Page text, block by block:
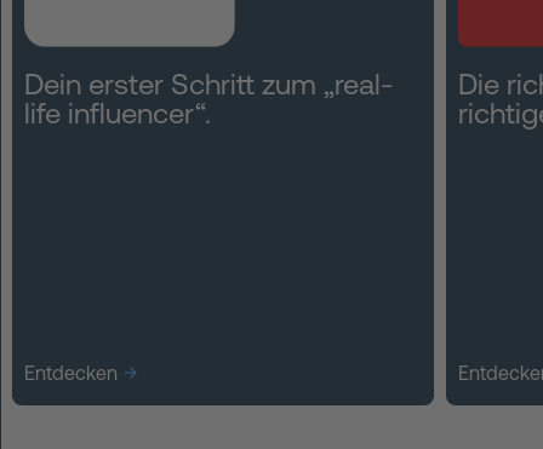
Dein erster Schritt zum „real-
life influencer“.
Entdecken
Die